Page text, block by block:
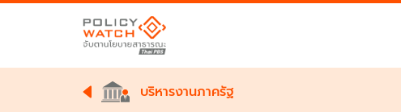
บริหารงานภาครัฐ